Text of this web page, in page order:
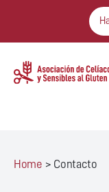
Home > Contacto